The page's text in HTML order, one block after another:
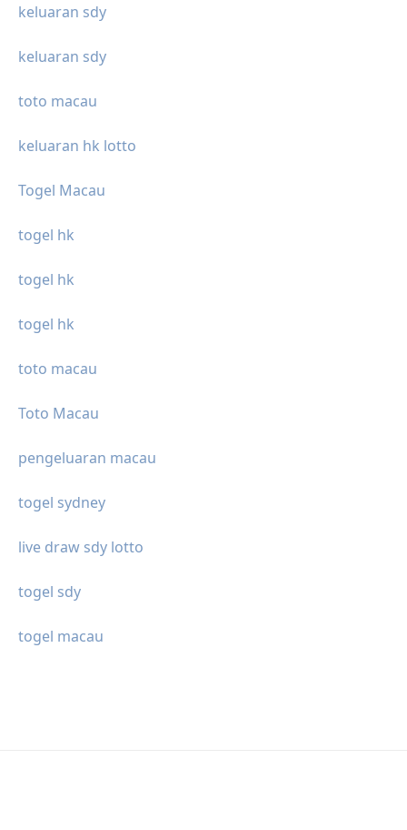
keluaran sdy
keluaran sdy
toto macau
keluaran hk lotto
Togel Macau
togel hk
togel hk
togel hk
toto macau
Toto Macau
pengeluaran macau
togel sydney
live draw sdy lotto
togel sdy
togel macau